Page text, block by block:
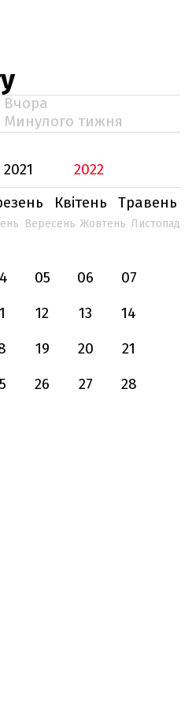
Вчора
Минулого тижня
2021
2022
Квітень
Травень
Вересень Жовтень Листопад
05 06
07
12 13
14
19 20
21
26 27
28